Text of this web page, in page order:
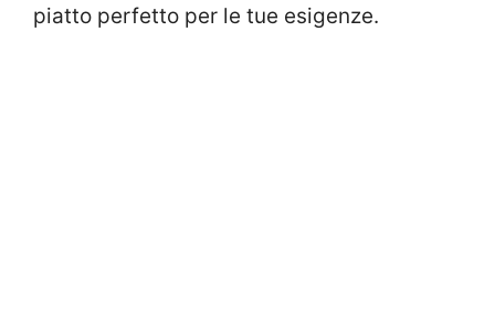
piatto perfetto per le tue esigenze.